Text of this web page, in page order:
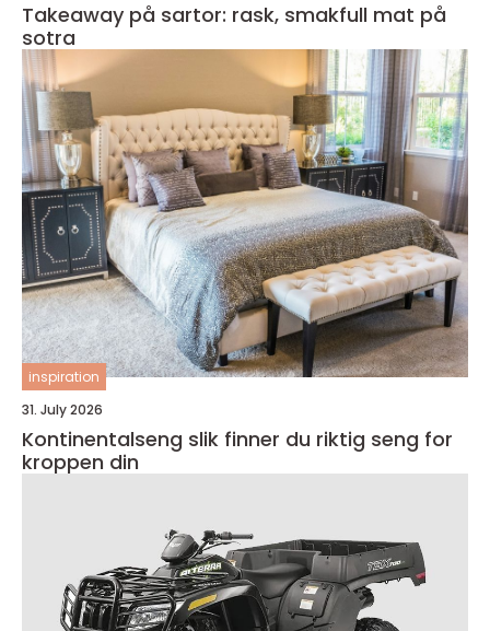
Takeaway på sartor: rask, smakfull mat på
sotra
inspiration
31. July 2026
Kontinentalseng slik finner du riktig seng for
kroppen din